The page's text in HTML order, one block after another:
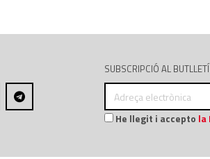
SUBSCRIPCIÓ AL BUTLLETÍ
Adreça
electrònica
He llegit i accepto la